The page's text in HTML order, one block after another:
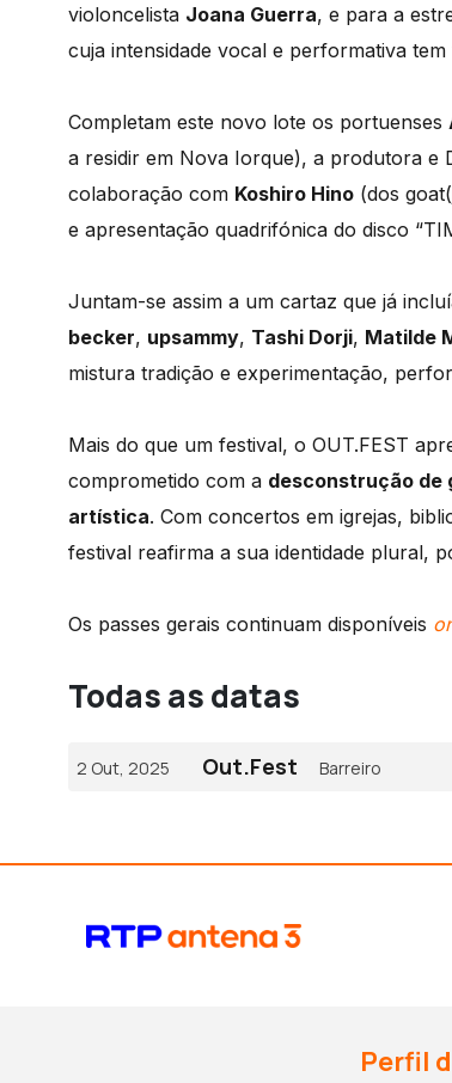
violoncelista Joana Guerra, e para a
cuja intensidade vocal e performativa
Completam este novo lote os portuenses
a residir em Nova Iorque), a produtora e
colaboração com Koshiro Hino (dos
e apresentação quadrifónica do disco
Juntam-se assim a um cartaz que já
becker, upsammy, Tashi Dorji, Matilde
mistura tradição e experimentação,
Mais do que um festival, o OUT.FEST
comprometido com a desconstrução de
artística. Com concertos em igrejas,
festival reafirma a sua identidade plural,
Os passes gerais continuam disponíveis
Todas as datas
2 Out, 2025 Out.Fest Barreiro
Perfil